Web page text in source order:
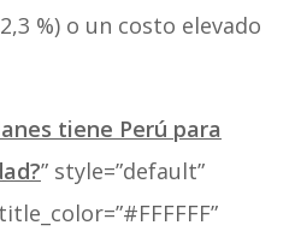
%) o un costo elevado
tiene Perú para
” style=”default”